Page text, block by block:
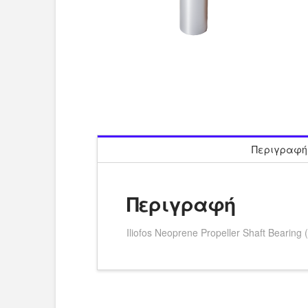
Περιγραφή
Περιγραφή
Iliofos Neoprene Propeller Shaft